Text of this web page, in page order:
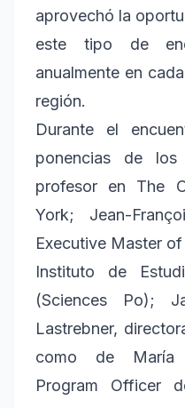
aprovechó la
este tipo de
anualmente en
región.
Durante el
ponencias de
profesor en The
York; Jean-
Executive Master
Instituto de
(Sciences Po);
Lastrebner,
como de María
Program Officer